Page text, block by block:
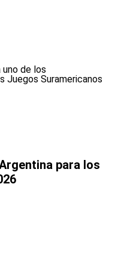
para los